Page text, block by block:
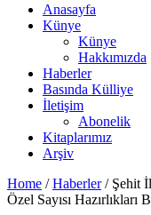
Anasayfa
Künye
Künye
Hakkımızda
Haberler
Basında Külliye
İletişim
Abonelik
Kitaplarımız
Arşiv
Home / Haberler / Şehit
Özel Sayısı Hazırlıkları